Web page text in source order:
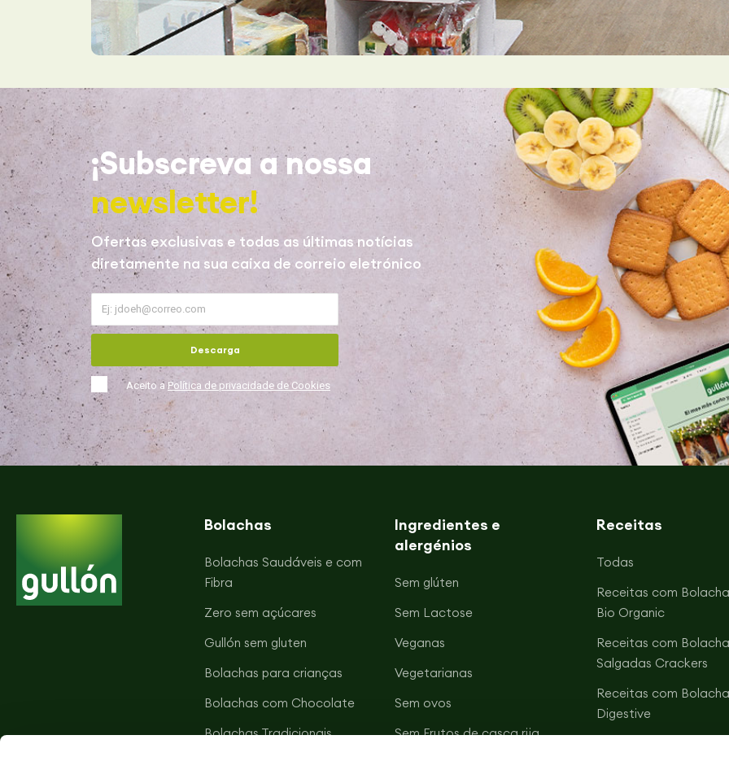
¡Subscreva a nossa
newsletter!
Ofertas exclusivas e todas as últimas notícias
diretamente na sua caixa de correio eletrónico
Aceito a Política de privacidade de Cookies
Descarga
Bolachas
Bolachas Saudáveis e com
Fibra
Zero sem açúcares
Gullón sem gluten
Bolachas para crianças
Bolachas com Chocolate
Bolachas Tradicionais
Ingredientes e
alergénios
Sem glúten
Sem Lactose
Veganas
Vegetarianas
Sem ovos
Sem Frutos de casca rija
Receitas
Todas
Receitas com
Bio Organic
Receitas com
Salgadas Crackers
Receitas com
Digestive